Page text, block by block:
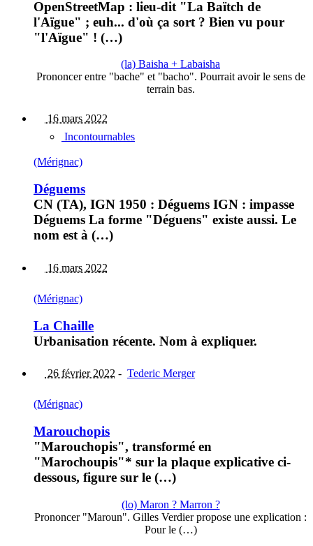
OpenStreetMap : lieu-dit "La Baïtch de
l'Aïgue" ; euh... d'où ça sort ? Bien vu pour
"l'Aïgue" ! (…)
(la) Baisha + Labaisha
Prononcer entre "bache" et "bacho". Pourrait avoir le sens de
terrain bas.
16 mars 2022
Incontournables
(Mérignac)
Déguems
CN (TA), IGN 1950 : Déguems IGN : impasse
Déguems La forme "Déguens" existe aussi. Le
nom est à (…)
16 mars 2022
(Mérignac)
La Chaille
Urbanisation récente. Nom à expliquer.
26 février 2022 - Tederic Merger
(Mérignac)
Marouchopis
"Marouchopis", transformé en
"Marochoupis"* sur la plaque explicative ci-
dessous, figure sur le (…)
(lo) Maron ? Marron ?
Prononcer "Maroun". Gilles Verdier propose une explication :
Pour le (…)